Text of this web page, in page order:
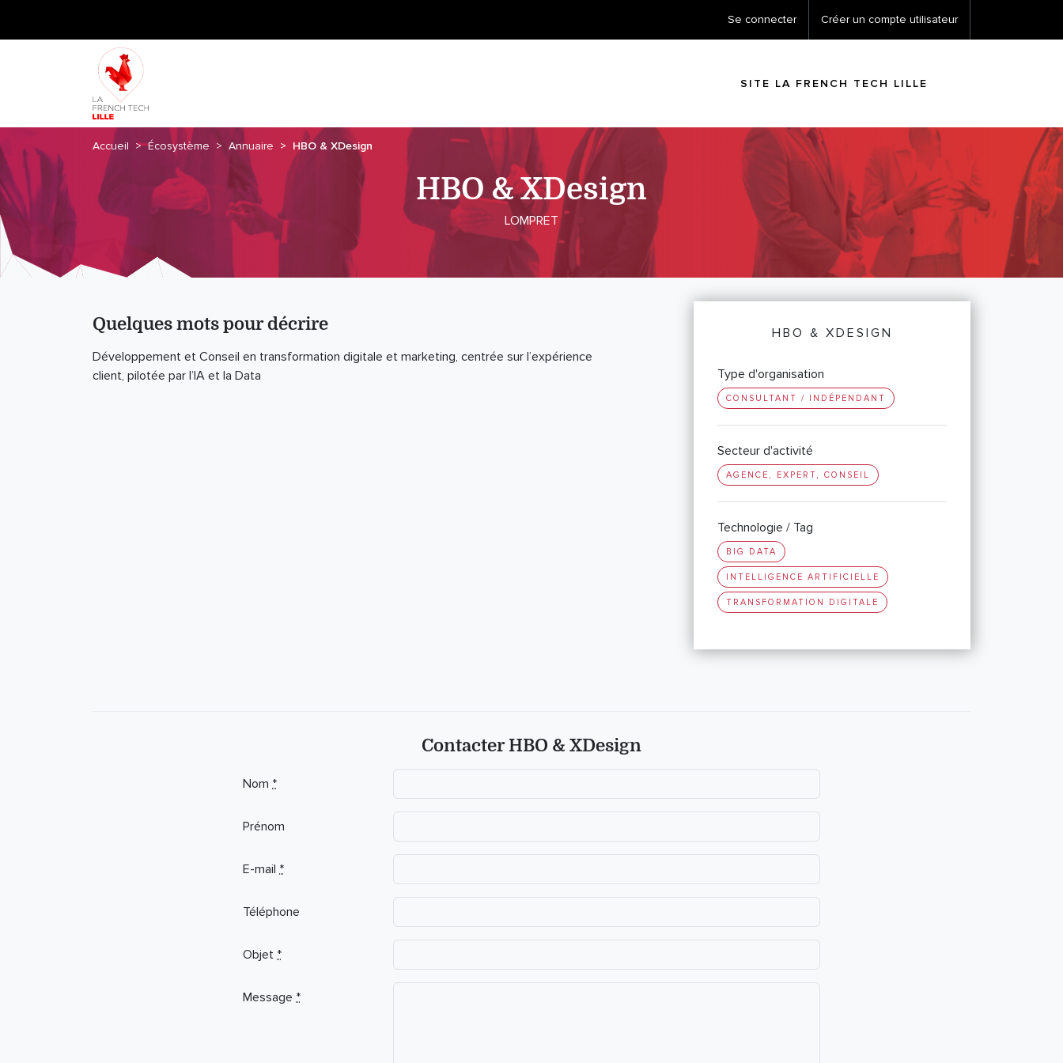
Se connecter Créer un compte utilisateur
SITE LA FRENCH TECH LILLE
Accueil Écosystème Annuaire HBO & XDesign
HBO & XDesign
LOMPRET
Quelques mots pour décrire
Développement et Conseil en transformation digitale et marketing, centrée sur l’expérience
client, pilotée par l’IA et la Data
HBO & XDESIGN
Type d'organisation
CONSULTANT / INDÉPENDANT
Secteur d'activité
AGENCE, EXPERT, CONSEIL
Technologie / Tag
BIG DATA
INTELLIGENCE ARTIFICIELLE
TRANSFORMATION DIGITALE
Contacter HBO & XDesign
If you
ignore
field
Nom *
Prénom
E-mail *
Téléphone
Objet *
Message *